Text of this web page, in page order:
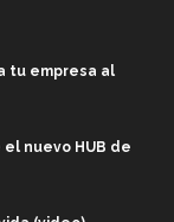
tu empresa al
nuevo HUB de